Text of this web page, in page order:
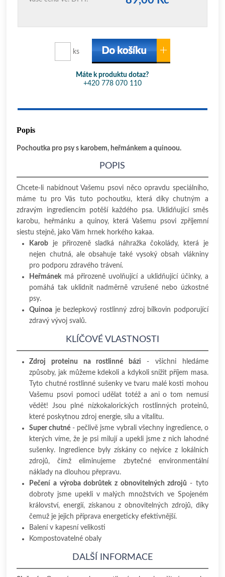
ks
Máte k produktu dotaz?
+420 778 070 110
Popis
Pochoutka pro psy s karobem, heřmánkem a quinoou.
POPIS
Chcete-li nabídnout Vašemu psovi něco opravdu speciálního,
máme tu pro Vás tuto pochoutku, která díky chutným a
zdravým ingrediencím potěší každého psa. Uklidňující směs
karobu, heřmánku a quinoy, která Vašemu psovi zpříjemní
siestu stejně, jako Vám hrnek horkého kakaa.
Karob je přirozeně sladká náhražka čokolády, která je
nejen chutná, ale obsahuje také vysoký obsah vlákniny
pro podporu zdravého trávení.
Heřmánekmá přirozeně uvolňující a uklidňující účinky, a
pomáhá tak uklidnit nadměrně vzrušené nebo úzkostné
psy.
Quinoa je bezlepkový rostlinný zdroj bílkovin podporující
zdravý vývoj svalů.
KLÍČOVÉ VLASTNOSTI
Zdroj proteinu na rostlinné bázi - všichni hledáme
způsoby, jak můžeme kdekoli a kdykoli snížit příjem masa.
Tyto chutné rostlinné sušenky ve tvaru malé kosti mohou
Vašemu psovi pomoci udělat totéž a ani o tom nemusí
vědět! Jsou plné nízkokalorických rostlinných proteinů,
které poskytnou zdroj energie, sílu a vitalitu.
Super chutné - pečlivě jsme vybrali všechny ingredience, o
kterých víme, že je psi milují a upekli jsme z nich lahodné
sušenky. Ingredience byly získány co nejvíce z lokálních
zdrojů, čímž eliminujeme zbytečné environmentální
náklady na dlouhou přepravu.
Pečení a výroba dobrůtek z obnovitelných zdrojů - tyto
dobroty jsme upekli v malých množstvích ve Spojeném
království, energií, získanou z obnovitelných zdrojů, díky
čemuž je jejich příprava energeticky efektivnější.
Balení v kapesní velikosti
Kompostovatelné obaly
DALŠÍ INFORMACE